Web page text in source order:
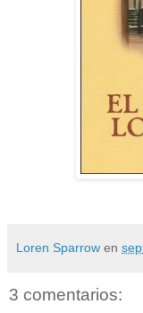
Loren Sparrow en
3 comentarios: